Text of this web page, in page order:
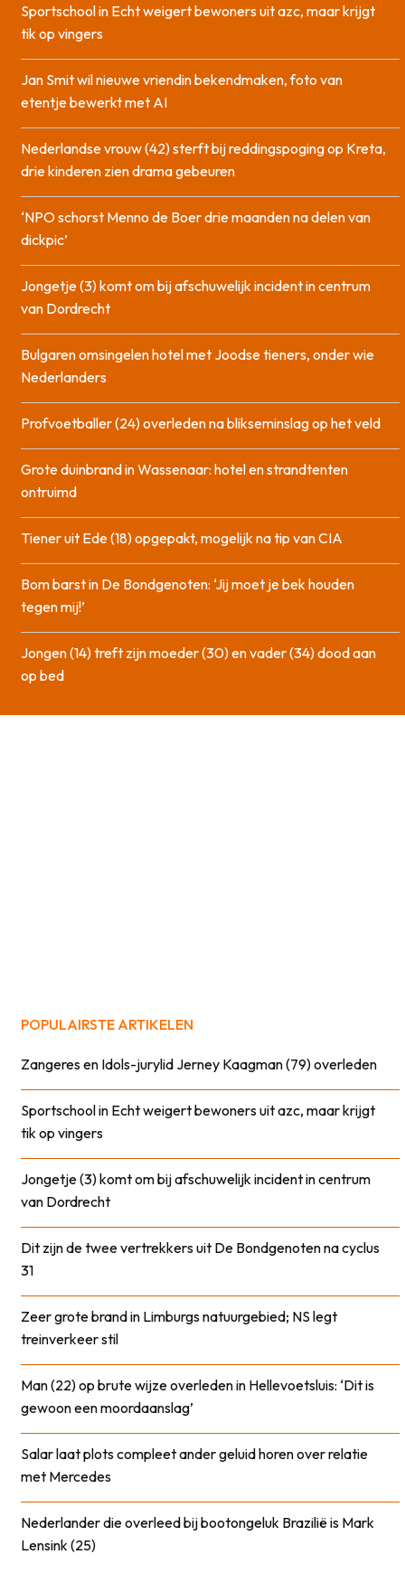
Sportschool in Echt weigert bewoners uit azc, maar krijgt
tik op vingers
Jan Smit wil nieuwe vriendin bekendmaken, foto van
etentje bewerkt met AI
Nederlandse vrouw (42) sterft bij reddingspoging op Kreta,
drie kinderen zien drama gebeuren
‘NPO schorst Menno de Boer drie maanden na delen van
dickpic’
Jongetje (3) komt om bij afschuwelijk incident in centrum
van Dordrecht
Bulgaren omsingelen hotel met Joodse tieners, onder wie
Nederlanders
Profvoetballer (24) overleden na blikseminslag op het veld
Grote duinbrand in Wassenaar: hotel en strandtenten
ontruimd
Tiener uit Ede (18) opgepakt, mogelijk na tip van CIA
Bom barst in De Bondgenoten: ‘Jij moet je bek houden
tegen mij!’
Jongen (14) treft zijn moeder (30) en vader (34) dood aan
op bed
POPULAIRSTE ARTIKELEN
Zangeres en Idols-jurylid Jerney Kaagman (79) overleden
Sportschool in Echt weigert bewoners uit azc, maar krijgt
tik op vingers
Jongetje (3) komt om bij afschuwelijk incident in centrum
van Dordrecht
Dit zijn de twee vertrekkers uit De Bondgenoten na cyclus
31
Zeer grote brand in Limburgs natuurgebied; NS legt
treinverkeer stil
Man (22) op brute wijze overleden in Hellevoetsluis: ‘Dit is
gewoon een moordaanslag’
Salar laat plots compleet ander geluid horen over relatie
met Mercedes
Nederlander die overleed bij bootongeluk Brazilië is Mark
Lensink (25)